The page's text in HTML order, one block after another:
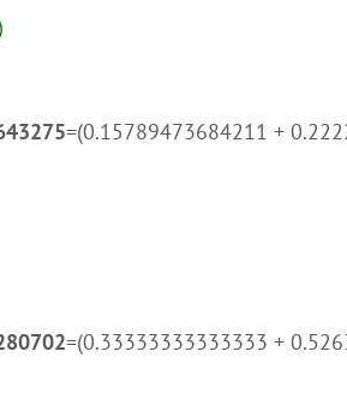
=(0.15789473684211 +
=(0.33333333333333 +